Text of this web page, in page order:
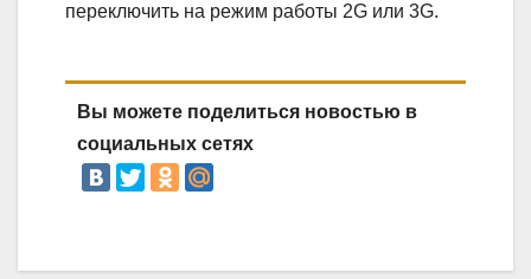
переключить на режим работы 2G или 3G.
Вы можете поделиться новостью в
социальных сетях